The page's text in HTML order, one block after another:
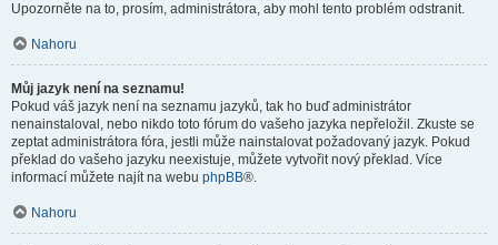
Upozorněte na to, prosím, administrátora, aby mohl tento problém odstranit.
Nahoru
Můj jazyk není na seznamu!
Pokud váš jazyk není na seznamu jazyků, tak ho buď administrátor
nenainstaloval, nebo nikdo toto fórum do vašeho jazyka nepřeložil. Zkuste se
zeptat administrátora fóra, jestli může nainstalovat požadovaný jazyk. Pokud
překlad do vašeho jazyku neexistuje, můžete vytvořit nový překlad. Více
informací můžete najít na webu phpBB®.
Nahoru